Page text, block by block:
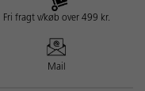
Fri fragt v/køb over 499 kr.
Mail